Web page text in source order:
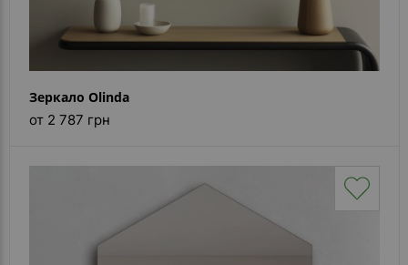
Зеркало Olinda
от 2 787 грн